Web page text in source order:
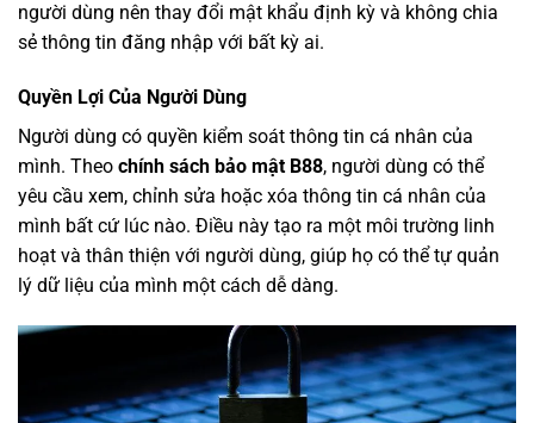
người dùng nên thay đổi mật khẩu định kỳ và không chia
sẻ thông tin đăng nhập với bất kỳ ai.
Quyền Lợi Của Người Dùng
Người dùng có quyền kiểm soát thông tin cá nhân của
mình. Theo chính sách bảo mật B88, người dùng có thể
yêu cầu xem, chỉnh sửa hoặc xóa thông tin cá nhân của
mình bất cứ lúc nào. Điều này tạo ra một môi trường linh
hoạt và thân thiện với người dùng, giúp họ có thể tự quản
lý dữ liệu của mình một cách dễ dàng.